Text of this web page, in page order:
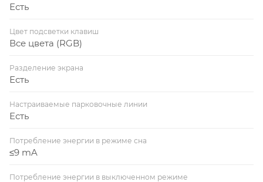
Есть
Цвет подсветки клавиш
Все цвета (RGB)
Разделение экрана
Есть
Настраиваемые парковочные линии
Есть
Потребление энергии в режиме сна
≤9 mA
Потребление энергии в выключенном режиме